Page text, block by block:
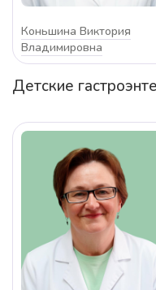
Коньшина Виктория
Владимировна
Детские